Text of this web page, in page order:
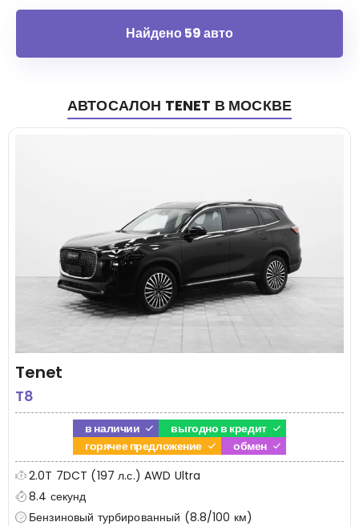
Найдено 59 авто
АВТОСАЛОН TENET В МОСКВЕ
Tenet
T8
в наличии
выгодно в кредит
горячее предложение
обмен
2.0T 7DCT (197 л.с.) AWD Ultra
8.4 секунд
Бензиновый турбированный (8.8/100 км)